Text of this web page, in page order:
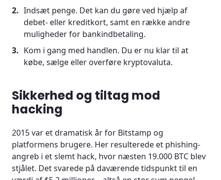
Indsæt penge. Det kan du gøre ved hjælp af
debet- eller kreditkort, samt en række andre
muligheder for bankindbetaling.
Kom i gang med handlen. Du er nu klar til at
købe, sælge eller overføre kryptovaluta.
Sikkerhed og tiltag mod
hacking
2015 var et dramatisk år for Bitstamp og
platformens brugere. Her resulterede et phishing-
angreb i et slemt hack, hvor næsten 19.000 BTC blev
stjålet. Det svarede på daværende tidspunkt til en